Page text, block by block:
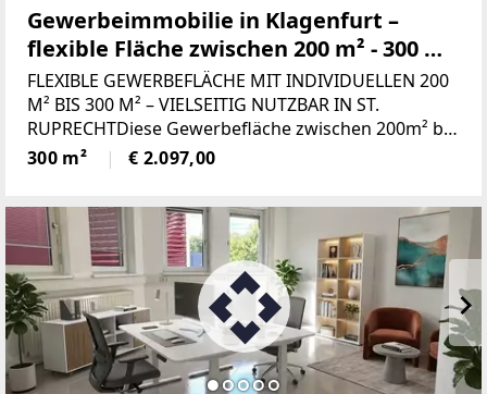
Gewerbeimmobilie in Klagenfurt –
flexible Fläche zwischen 200 m² - 300 m²
individuell Nutzbar
FLEXIBLE GEWERBEFLÄCHE MIT INDIVIDUELLEN 200
M² BIS 300 M² – VIELSEITIG NUTZBAR IN ST.
RUPRECHTDiese Gewerbefläche zwischen 200m² bis
300 m² Nutzfläche bietet beste Voraussetzungen für
Unternehmen, Praxen, Bildungseinrichtungen oder
300 m² € 2.097,00